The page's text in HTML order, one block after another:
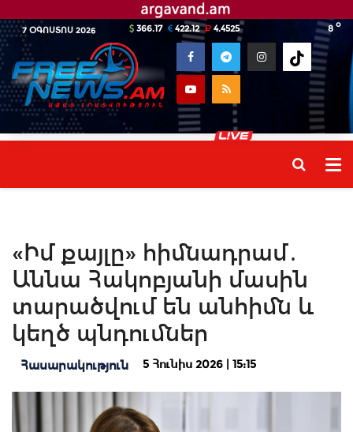
7 ՕԳՈՍՏՈՍ 2026 8 o
366.17 422.12 4.4525
«Իմ քայլը» հիմնադրամ․
Աննա Հակոբյանի մասին
տարածվում են անհիմն և
կեղծ պնդումներ
Հասարակություն 5 Հունիս 2026 | 15:15